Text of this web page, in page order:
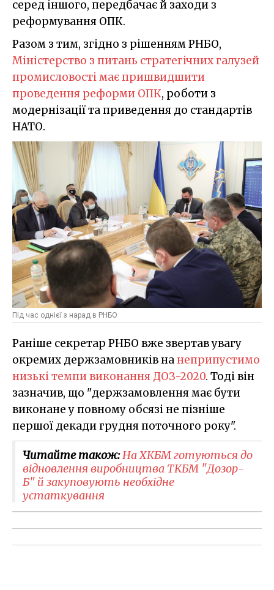
серед іншого, передбачає й заходи з
реформування ОПК.
Разом з тим, згідно з рішенням РНБО,
Міністерство з питань стратегічних галузей
промисловості має пришвидшити
проведення реформи ОПК, роботи з
модернізації та приведення до стандартів
НАТО.
Під час однієї з нарад в РНБО
Раніше секретар РНБО вже звертав увагу
окремих держзамовників нанеприпустимо
низькі темпи виконання ДОЗ-2020. Тоді він
зазначив, що "держзамовлення має бути
виконане у повному обсязі не пізніше
першої декади грудня поточного року".
Читайте також:На ХКБМ готуються до
відновлення виробництва ТКБМ "Дозор-
Б" й закуповують необхідне
устаткування